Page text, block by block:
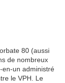
80 (aussi
de nombreux
en-un administré
le VPH. Le